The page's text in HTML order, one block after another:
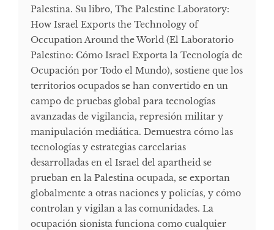
Palestina. Su libro, The Palestine Laboratory:
How Israel Exports the Technology of
Occupation Around the World (El Laboratorio
Palestino: Cómo Israel Exporta la Tecnología de
Ocupación por Todo el Mundo), sostiene que los
territorios ocupados se han convertido en un
campo de pruebas global para tecnologías
avanzadas de vigilancia, represión militar y
manipulación mediática. Demuestra cómo las
tecnologías y estrategias carcelarias
desarrolladas en el Israel del apartheid se
prueban en la Palestina ocupada, se exportan
globalmente a otras naciones y policías, y cómo
controlan y vigilan a las comunidades. La
ocupación sionista funciona como cualquier